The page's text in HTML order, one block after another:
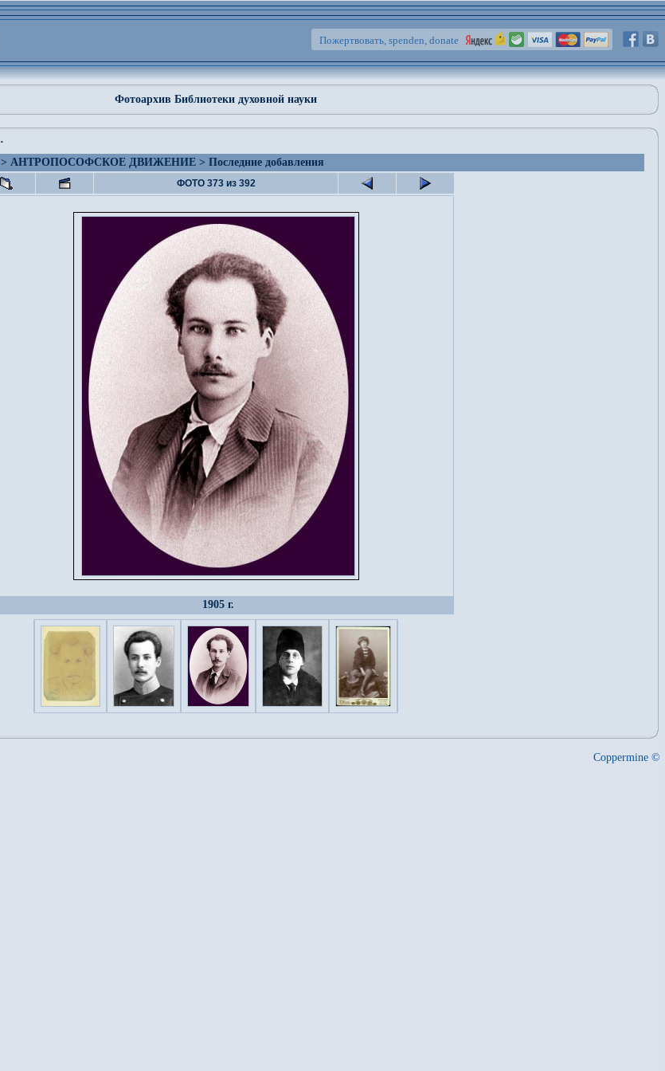
Пожертвовать, spenden, donate
Фотоархив Библиотеки духовной науки
·
> АНТРОПОСОФСКОЕ ДВИЖЕНИЕ > Последние добавления
ФОТО 373 из 392
1905 г.
Coppermine ©